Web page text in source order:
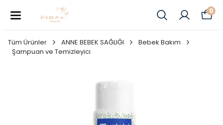
0
Tüm Ürünler ANNE BEBEK SAĞLIĞI
Bebek Bakım
Şampuan ve Temizleyici